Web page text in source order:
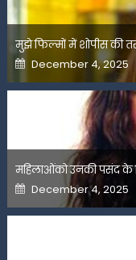
मुझे फिल्मों में शोपीस की
Posted
on
December 4, 2025
महिलाओंको उनकी पसंद के
Posted
on
December 4, 2025